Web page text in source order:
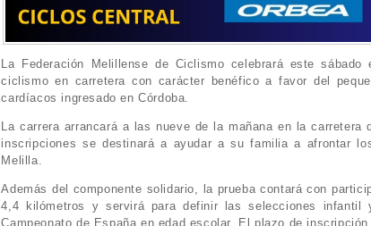
La Federación Melillense de Ciclismo celebrará este
ciclismo en carretera con carácter benéfico a favor del
cardíacos ingresado en Córdoba.
La carrera arrancará a las nueve de la mañana en la
inscripciones se destinará a ayudar a su familia a afrontar
Melilla.
Además del componente solidario, la prueba contará con
4,4 kilómetros y servirá para definir las selecciones infantil
Campeonato de España en edad escolar. El plazo de